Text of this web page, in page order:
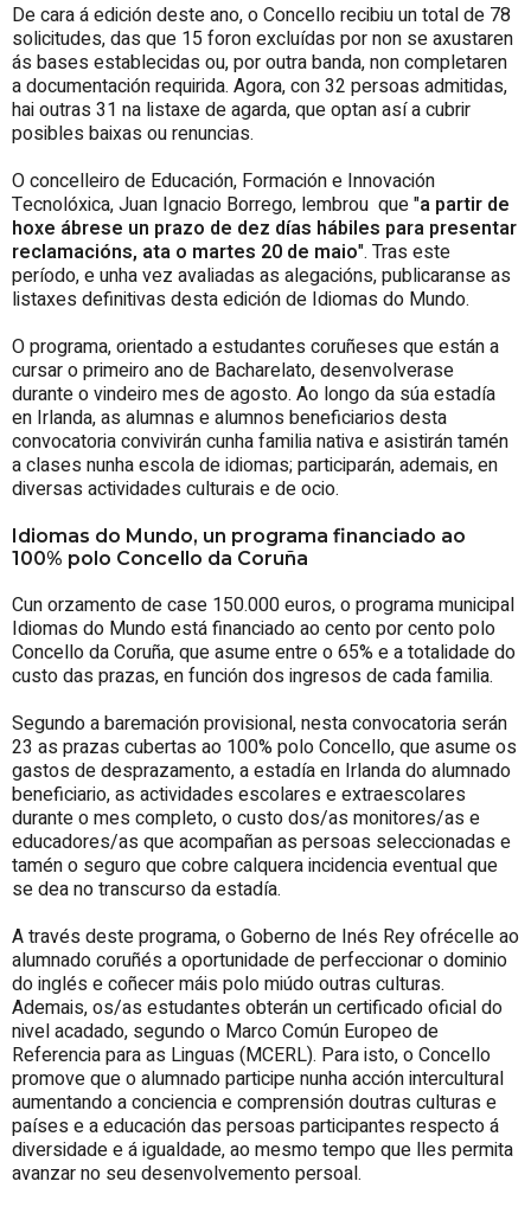
De cara á edición deste ano, o Concello recibiu un total de 78
solicitudes, das que 15 foron excluídas por non se axustaren
ás bases establecidas ou, por outra banda, non completaren
a documentación requirida. Agora, con 32 persoas admitidas,
hai outras 31 na listaxe de agarda, que optan así a cubrir
posibles baixas ou renuncias.
O concelleiro de Educación, Formación e Innovación
Tecnolóxica, Juan Ignacio Borrego, lembrou que "a partir de
hoxe ábrese un prazo de dez días hábiles para presentar
reclamacións, ata o martes 20 de maio". Tras este
período, e unha vez avaliadas as alegacións, publicaranse as
listaxes definitivas desta edición de Idiomas do Mundo.
O programa, orientado a estudantes coruñeses que están a
cursar o primeiro ano de Bacharelato, desenvolverase
durante o vindeiro mes de agosto. Ao longo da súa estadía
en Irlanda, as alumnas e alumnos beneficiarios desta
convocatoria convivirán cunha familia nativa e asistirán tamén
a clases nunha escola de idiomas; participarán, ademais, en
diversas actividades culturais e de ocio.
Idiomas do Mundo, un programa financiado ao
100% polo Concello da Coruña
Cun orzamento de case 150.000 euros, o programa municipal
Idiomas do Mundo está financiado ao cento por cento polo
Concello da Coruña, que asume entre o 65% e a totalidade do
custo das prazas, en función dos ingresos de cada familia.
Segundo a baremación provisional, nesta convocatoria serán
23 as prazas cubertas ao 100% polo Concello, que asume os
gastos de desprazamento, a estadía en Irlanda do alumnado
beneficiario, as actividades escolares e extraescolares
durante o mes completo, o custo dos/as monitores/as e
educadores/as que acompañan as persoas seleccionadas e
tamén o seguro que cobre calquera incidencia eventual que
se dea no transcurso da estadía.
A través deste programa, o Goberno de Inés Rey ofrécelle ao
alumnado coruñés a oportunidade de perfeccionar o dominio
do inglés e coñecer máis polo miúdo outras culturas.
Ademais, os/as estudantes obterán un certificado oficial do
nivel acadado, segundo o Marco Común Europeo de
Referencia para as Linguas (MCERL). Para isto, o Concello
promove que o alumnado participe nunha acción intercultural
aumentando a conciencia e comprensión doutras culturas e
países e a educación das persoas participantes respecto á
diversidade e á igualdade, ao mesmo tempo que lles permita
avanzar no seu desenvolvemento persoal.